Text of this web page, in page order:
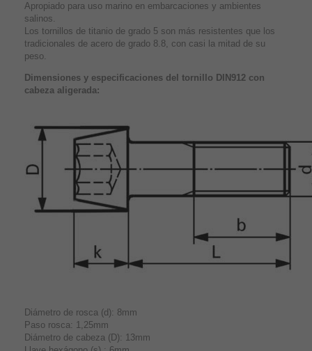
Apropiado para uso marino en embarcaciones y ambientes
salinos.
Los tornillos de titanio de grado 5 son más resistentes que los
tradicionales de acero de grado 8.8, con casi la mitad de su
peso.
Dimensiones y especificaciones del tornillo DIN912 con
cabeza aligerada:
Diámetro de rosca (d): 8mm
Paso rosca: 1,25mm
Diámetro de cabeza (D): 13mm